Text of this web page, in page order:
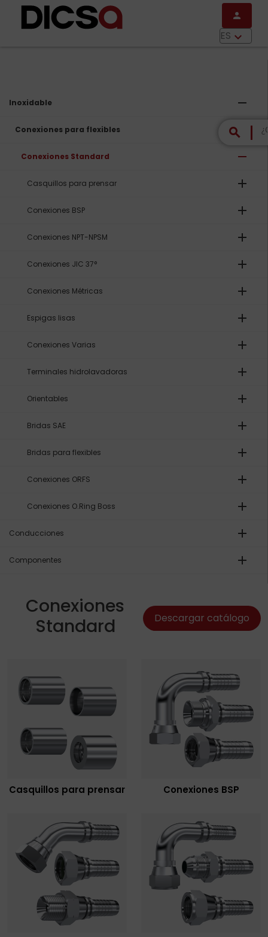
Pasar al contenido principal
person
ES keyboard_arrow_down
search
Inoxidable remove
Conexiones para flexibles remove
Conexiones Standard remove
Casquillos para prensar add
Conexiones BSP add
Conexiones NPT-NPSM add
Conexiones JIC 37° add
Conexiones Métricas add
Espigas lisas add
Conexiones Varias add
Terminales hidrolavadoras add
Orientables add
Bridas SAE add
Bridas para flexibles add
Conexiones ORFS add
Conexiones O.Ring Boss add
Conducciones add
Componentes add
Conexiones
Standard
Descargar catálogo
Casquillos para prensar Conexiones BSP